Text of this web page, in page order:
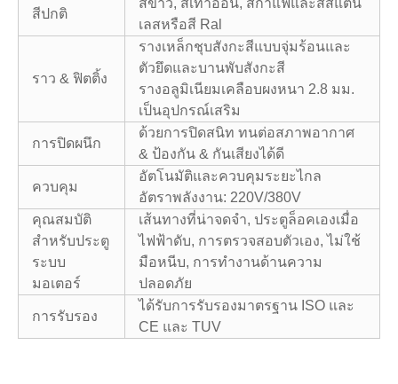
สีปกติ
เลสหรือสี Ral
ราว & ฟิตติ้ง
รางเหล็กชุบสังกะสีแบบจุ่มร้อนและ
ตัวยึดและบานพับสังกะสี
รางอลูมิเนียมเคลือบผงหนา 2.8 มม.
เป็นอุปกรณ์เสริม
การปิดผนึก
ด้วยการปิดสนิท ทนต่อสภาพอากาศ
& ป้องกัน & กันเสียงได้ดี
ควบคุม
อัตโนมัติและควบคุมระยะไกล
อัตราพลังงาน: 220V/380V
คุณสมบัติ
สำหรับประตู
ระบบ
มอเตอร์
เส้นทางที่น่าจดจำ, ประตูล็อคเองเมื่อ
ไฟฟ้าดับ, การตรวจสอบตัวเอง, ไม่ใช้
มือหนีบ, การทำงานด้านความ
ปลอดภัย
การรับรอง
ได้รับการรับรองมาตรฐาน ISO และ
CE และ TUV